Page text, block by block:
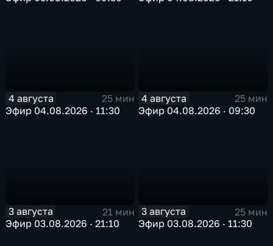
4 августа
25 мин
Эфир 04.08.2026 · 11:30
4 августа
25 мин
Эфир 04.08.2026 · 09:30
3 августа
21 мин
Эфир 03.08.2026 · 21:10
3 августа
25 мин
Эфир 03.08.2026 · 11:30